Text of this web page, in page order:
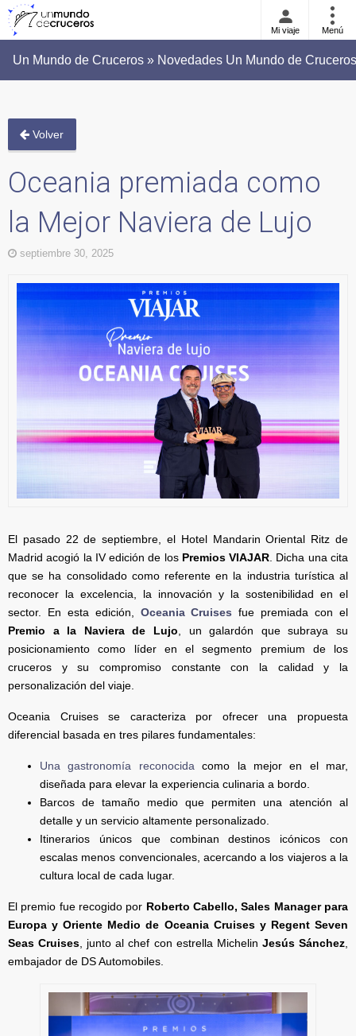
Mi viaje Menú
Un Mundo de Cruceros » Novedades Un Mundo de
Volver
Oceania premiada como
la Mejor Naviera de Lujo
septiembre 30, 2025
El pasado 22 de septiembre, el Hotel Mandarin Oriental Ritz de
Madrid acogió la IV edición de los Premios VIAJAR . Dicha una cita
que se ha consolidado como referente en la industria turística al
reconocer la excelencia, la innovación y la sostenibilidad en el
sector. En esta edición, Oceania Cruises fue premiada con el
Premio a la Naviera de Lujo , un galardón que subraya su
posicionamiento como líder en el segmento premium de los
cruceros y su compromiso constante con la calidad y la
personalización del viaje.
Oceania Cruises se caracteriza por ofrecer una propuesta
diferencial basada en tres pilares fundamentales:
Una gastronomía reconocida como la mejor en el mar,
diseñada para elevar la experiencia culinaria a bordo.
Barcos de tamaño medio que permiten una atención al
detalle y un servicio altamente personalizado.
Itinerarios únicos que combinan destinos icónicos con
escalas menos convencionales, acercando a los viajeros a la
cultura local de cada lugar.
El premio fue recogido por Roberto Cabello, Sales Manager para
Europa y Oriente Medio de Oceania Cruises y Regent Seven
Seas Cruises , junto al chef con estrella Michelin Jesús Sánchez
embajador de DS Automobiles.